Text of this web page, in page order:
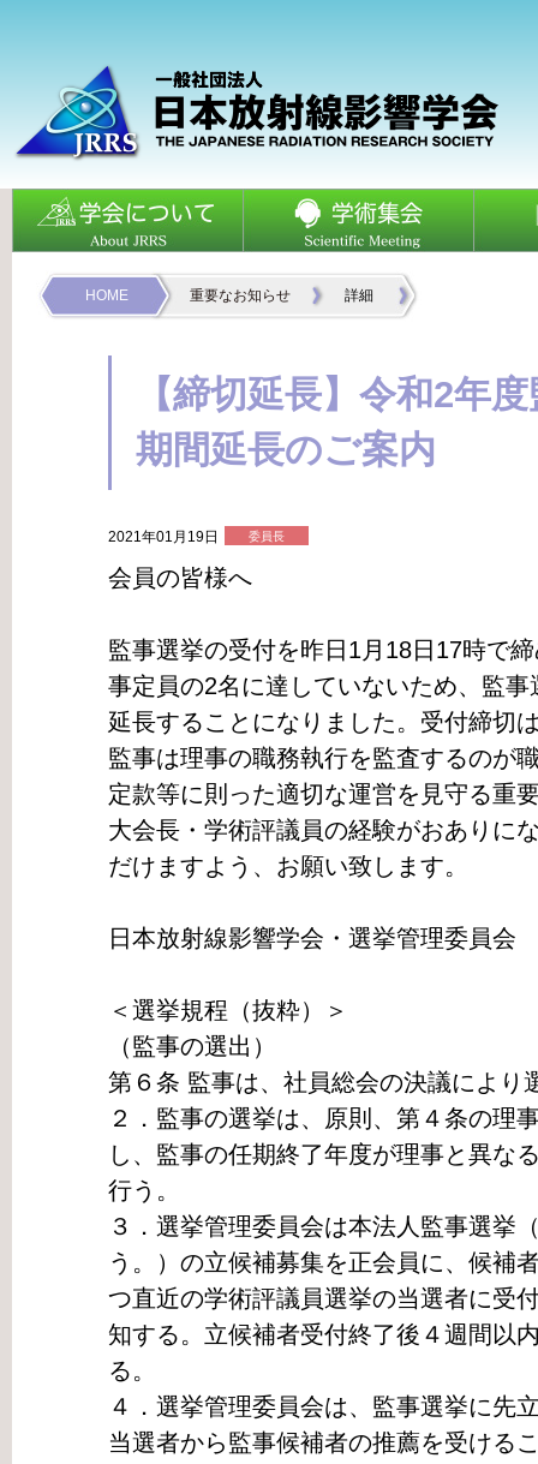
HOME 重要なお知らせ 詳細
【締切延長】令和2年
期間延長のご案内
2021年01月19日 委員長
会員の皆様へ
監事選挙の受付を昨日1月18日17時で
事定員の2名に達していないため、監
延長することになりました。受付締切
監事は理事の職務執行を監査するのが
定款等に則った適切な運営を見守る重
大会長・学術評議員の経験がおありに
だけますよう、お願い致します。
日本放射線影響学会・選挙管理委員会
＜選挙規程（抜粋）＞
（監事の選出）
第６条 監事は、社員総会の決議により
２．監事の選挙は、原則、第４条の理
し、監事の任期終了年度が理事と異な
行う。
３．選挙管理委員会は本法人監事選挙
う。）の立候補募集を正会員に、候補
つ直近の学術評議員選挙の当選者に受
知する。立候補者受付終了後４週間以
る。
４．選挙管理委員会は、監事選挙に先
当選者から監事候補者の推薦を受ける